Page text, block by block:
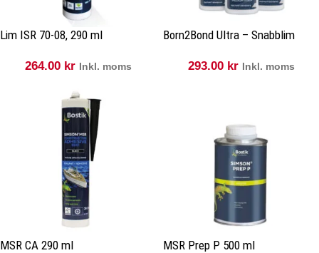
Lim ISR 70-08, 290 ml
264.00 kr Inkl. moms
Born2Bond Ultra – Snabblim
293.00 kr Inkl. moms
MSR CA 290 ml MSR Prep P 500 ml